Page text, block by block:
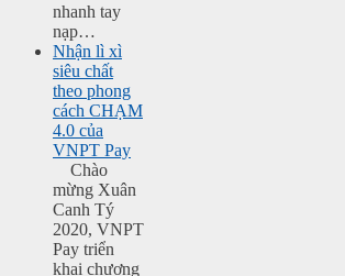
nhanh tay
nạp…
Nhận lì xì
siêu chất
theo phong
cách CHẠM
4.0 của
VNPT Pay
Chào
mừng Xuân
Canh Tý
2020, VNPT
Pay triển
khai chương